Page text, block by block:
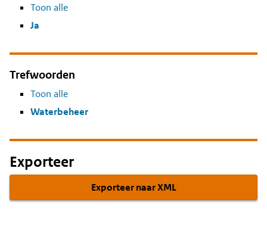
Toon alle
Ja
Trefwoorden
Toon alle
Waterbeheer
Exporteer
Exporteer naar XML